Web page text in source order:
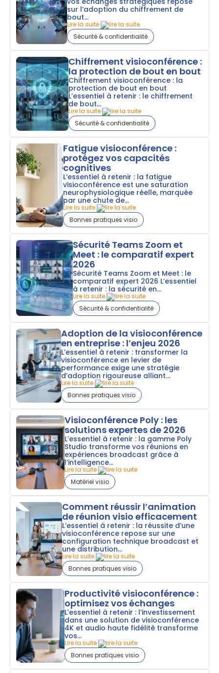
sur l’adoption du chiffrement de
bout...
Lire la suite
Sécurité & confidentialité
Chiffrement visioconférence :
la protection de bout en bout
Chiffrement visioconférence : la
protection de bout en bout
L’essentiel à retenir : le chiffrement
de bout...
Lire la suite
Sécurité & confidentialité
Fatigue visioconférence :
protégez vos capacités
cognitives
L’essentiel à retenir : la fatigue
visioconférence est une saturation
neurophysiologique réelle, marquée
par une chute de...
Lire la suite
Bonnes pratiques visio
Sécurité Teams Zoom et
Meet : le comparatif expert
2026
Sécurité Teams Zoom et Meet : le
comparatif expert 2026 L’essentiel
à retenir : la sécurité en...
Lire la suite
Sécurité & confidentialité
Adoption de la visioconférence
en entreprise : l’enjeu 2026
L’essentiel à retenir : transformer la
visioconférence en levier de
performance exige une stratégie
d’adoption rigoureuse alliant...
Lire la suite
Bonnes pratiques visio
Visioconférence Poly : les
solutions expertes de 2026
L’essentiel à retenir : la gamme Poly
Studio transforme vos réunions en
expériences broadcast grâce à
l’intelligence...
Lire la suite
Matériel visio
Comment réussir l’animation
de réunion visio efficacement
L’essentiel à retenir : la réussite d’une
visioconférence repose sur une
configuration technique broadcast et
une distribution...
Lire la suite
Bonnes pratiques visio
Productivité visioconférence :
optimisez vos échanges
L’essentiel à retenir : l’investissement
dans une solution de visioconférence
4K et audio haute fidélité transforme
vos...
Lire la suite
Bonnes pratiques visio